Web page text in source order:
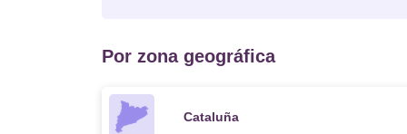
Por zona geográfica
Cataluña